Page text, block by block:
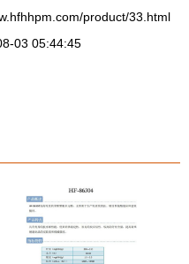
product/33.html
03 05:44:45